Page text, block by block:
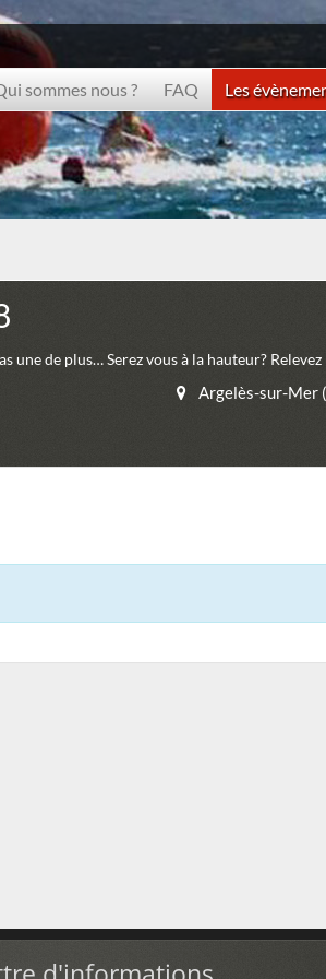
sommes nous ? FAQ Les
une de plus… Serez vous à la hauteur? Relevez
Argelès-sur-Mer